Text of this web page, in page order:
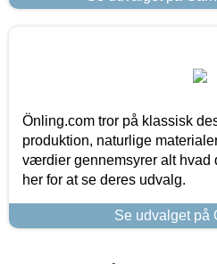
Önling.com tror på klassisk
produktion, naturlige
værdier gennemsyrer alt hvad
her for at se deres udvalg.
Se udvalget på